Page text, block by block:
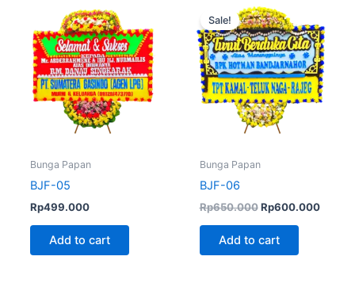
Bunga Papan
BJF-05
Rp499.000
Add to cart
Sale!
Bunga Papan
BJF-06
Rp650.000
price
was:
Rp650.000.
Rp600.000
is:
Add to cart